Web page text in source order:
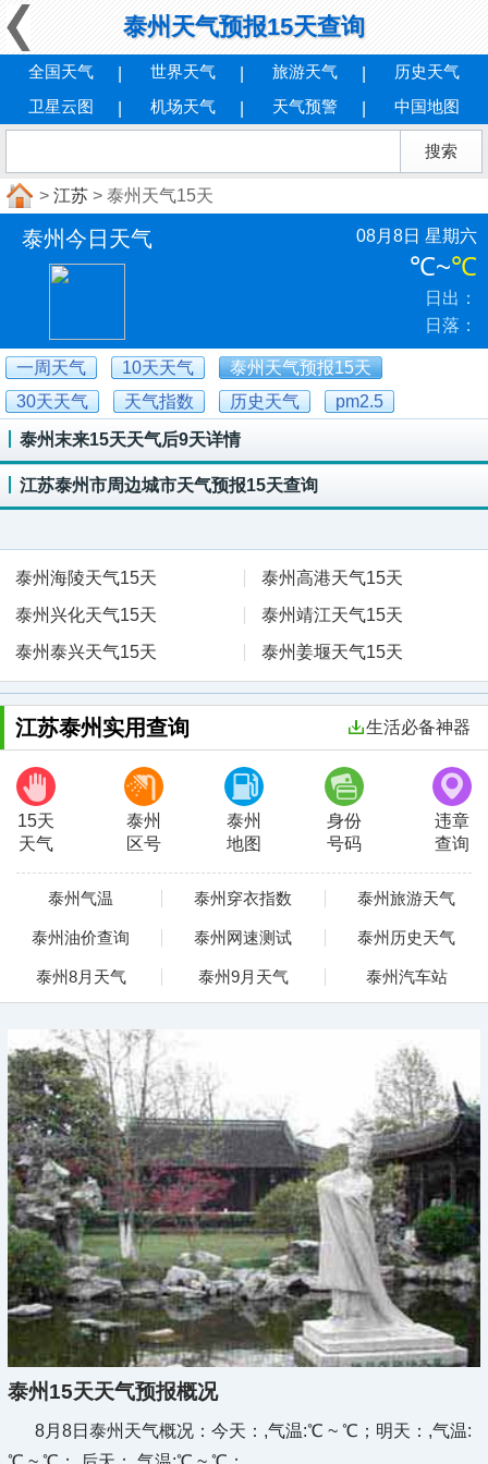
泰州天气预报15天查询
全国天气 世界天气 旅游天气
历史天气
卫星云图
机场天气 天气预警 中国地图
> 江苏 > 泰州天气15天
泰州今日天气 08月8日 星期六
℃~℃
日出：
日落：
一周天气 10天天气
泰州天气预报15天
30天天气
天气指数 历史天气 pm2.5
泰州末来15天天气后9天详情
江苏泰州市周边城市天气预报15天查询
泰州海陵天气15天
泰州高港天气15天
泰州兴化天气15天
泰州靖江天气15天
泰州泰兴天气15天
泰州姜堰天气15天
江苏泰州实用查询 生活必备神器
15天
天气
泰州
区号
泰州
地图
身份
号码
违章
查询
泰州气温 泰州穿衣指数 泰州旅游天气
泰州油价查询 泰州网速测试 泰州历史天气
泰州8月天气 泰州9月天气 泰州汽车站
泰州15天天气预报概况
8月8日泰州天气概况： 今天：,气温:℃ ~ ℃；明天：,气温: